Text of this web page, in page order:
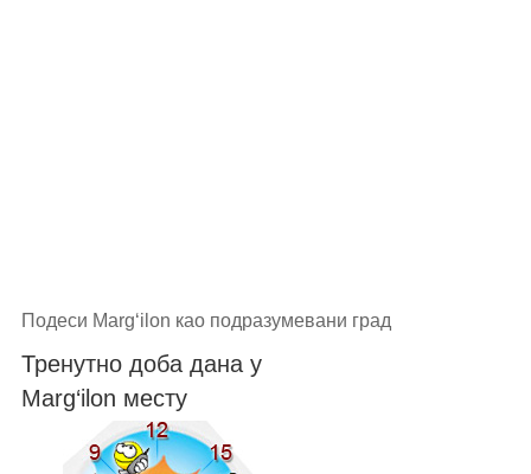
Подеси Marg‘ilon као подразумевани град
Тренутно доба дана у
Marg‘ilon месту